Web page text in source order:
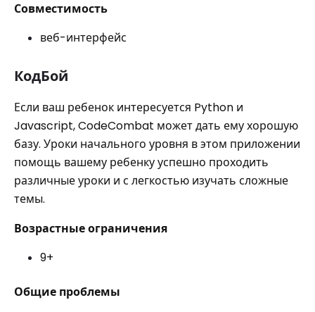
Совместимость
веб-интерфейс
КодБой
Если ваш ребенок интересуется Python и
Javascript, CodeCombat может дать ему хорошую
базу. Уроки начального уровня в этом приложении
помощь вашему ребенку успешно проходить
различные уроки и с легкостью изучать сложные
темы.
Возрастные ограничения
9+
Общие проблемы